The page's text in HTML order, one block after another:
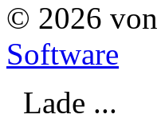
© 2026 von
Software
Lade ...